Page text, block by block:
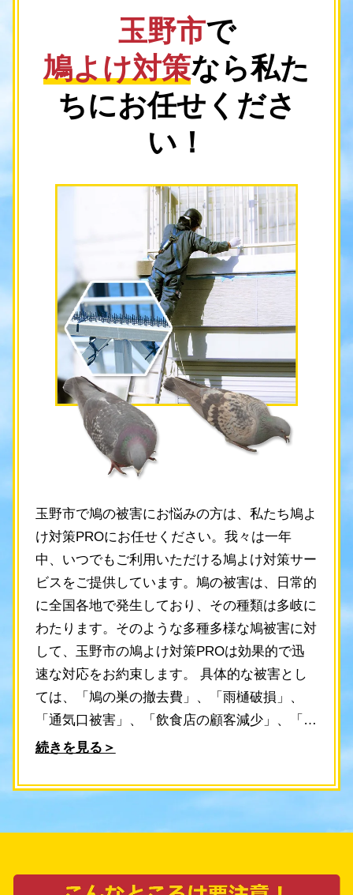
玉野市で
鳩よけ対策なら私た
ちにお任せくださ
い！
玉野市で鳩の被害にお悩みの方は、私たち鳩よ
け対策PROにお任せください。我々は一年
中、いつでもご利用いただける鳩よけ対策サー
ビスをご提供しています。鳩の被害は、日常的
に全国各地で発生しており、その種類は多岐に
わたります。そのような多種多様な鳩被害に対
して、玉野市の鳩よけ対策PROは効果的で迅
速な対応をお約束します。 具体的な被害とし
ては、「鳩の巣の撤去費」、「雨樋破損」、
「通気口被害」、「飲食店の顧客減少」、「室
外機の腐食」、「地域のイメージ悪化」、「鳥
での鳩被害」など、様々な問題が生じていま
ており、日本では深刻な問題となっています。
ただいてから最短30分で現地にスタッフがお伺
続きを見る＞